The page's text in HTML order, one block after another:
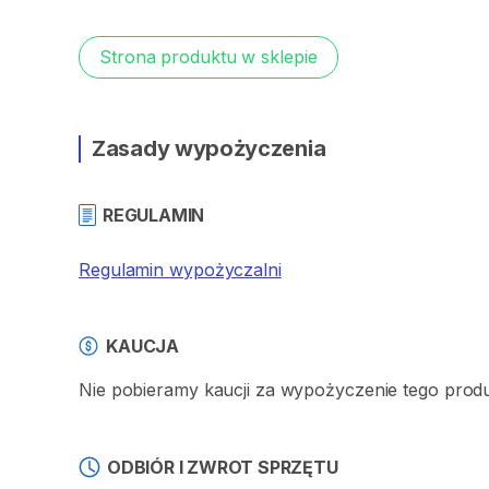
Strona produktu w sklepie
Zasady wypożyczenia
REGULAMIN
Regulamin wypożyczalni
KAUCJA
Nie pobieramy kaucji za wypożyczenie tego
ODBIÓR I ZWROT SPRZĘTU